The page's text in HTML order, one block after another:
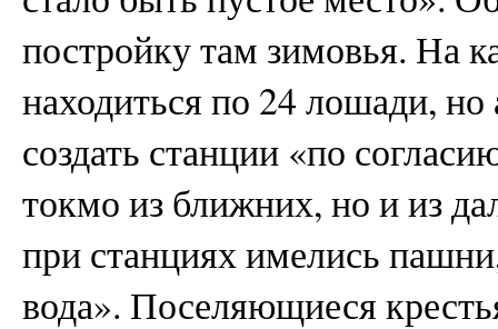
постройку там зимовья. На
находиться по 24 лошади,
создать станции «по
токмо из ближних, но и из
при станциях имелись
вода». Поселяющиеся